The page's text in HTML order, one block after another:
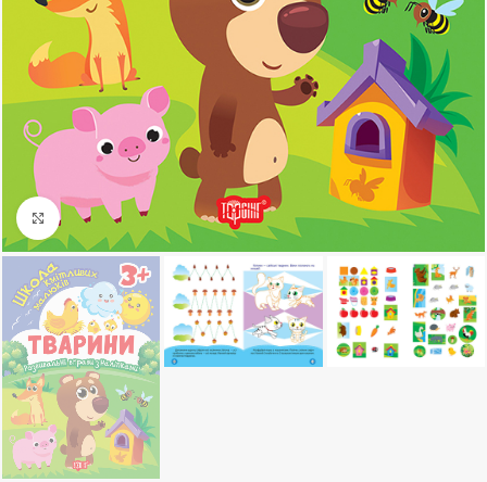
Клацніть, щоб збільшити